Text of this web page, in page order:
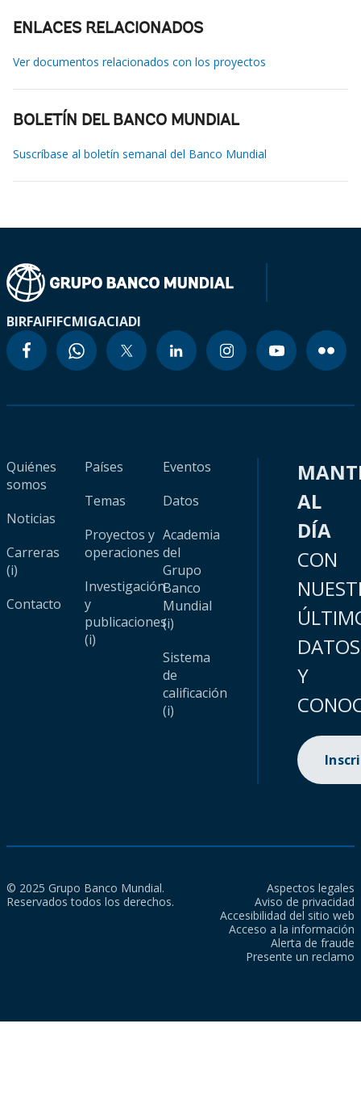
ENLACES RELACIONADOS
Ver documentos relacionados con los proyectos
BOLETÍN DEL BANCO MUNDIAL
Suscríbase al boletín semanal del Banco Mundial
BIRFAIFIFCMIGACIADI
Quiénes
somos
Noticias
Carreras
(i)
Contacto
Países
Temas
Proyectos y
operaciones
Investigación
y
publicaciones
(i)
Eventos
Datos
Academia
del
Grupo
Banco
Mundial
(i)
Sistema
de
calificación
(i)
AL
DÍA
CON
DATOS
Y
© 2025 Grupo Banco Mundial.
Reservados todos los derechos.
Aspectos legales
Aviso de privacidad
Accesibilidad del sitio web
Acceso a la información
Alerta de fraude
Presente un reclamo